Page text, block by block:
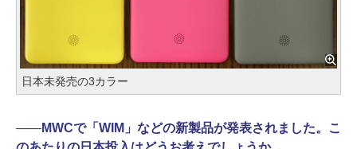
日本未発売の3カラー
――MWCで「WIM」などの新製品が発表されました。こ